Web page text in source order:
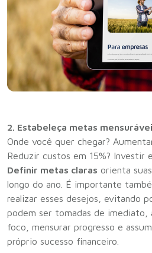
2. Estabeleça metas
Onde você quer chegar?
Reduzir custos em 15%? Investir
Definir metas claras orienta
longo do ano. É importante
realizar esses desejos, evitando
podem ser tomadas de imediato,
foco, mensurar progresso e
próprio sucesso financeiro.